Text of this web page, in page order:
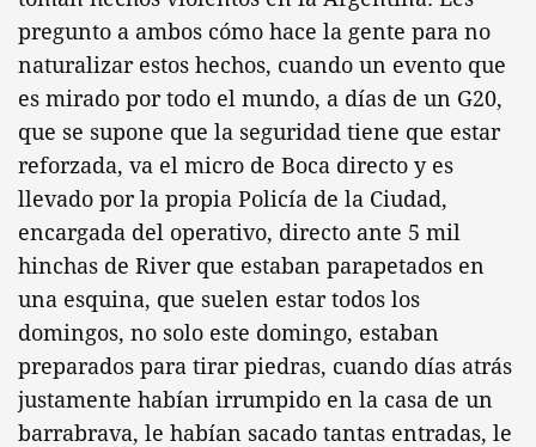
pregunto a ambos cómo hace la gente para no
naturalizar estos hechos, cuando un evento que
es mirado por todo el mundo, a días de un G20,
que se supone que la seguridad tiene que estar
reforzada, va el micro de Boca directo y es
llevado por la propia Policía de la Ciudad,
encargada del operativo, directo ante 5 mil
hinchas de River que estaban parapetados en
una esquina, que suelen estar todos los
domingos, no solo este domingo, estaban
preparados para tirar piedras, cuando días atrás
justamente habían irrumpido en la casa de un
barrabrava, le habían sacado tantas entradas, le